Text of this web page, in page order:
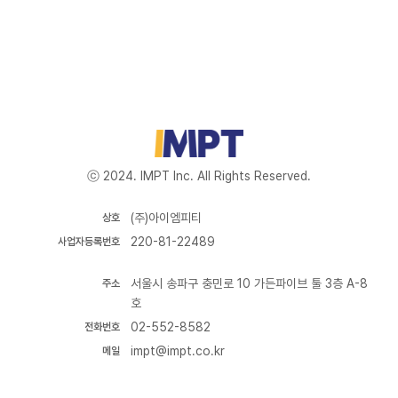
ⓒ 2024. IMPT Inc. All Rights Reserved.
(주)아이엠피티
상호
사업자등록번호
220-81-22489
주소
서울시 송파구 충민로 10 가든파이브 툴 3층 A-8
호
전화번호 02-552-8582
메일 impt@impt.co.kr